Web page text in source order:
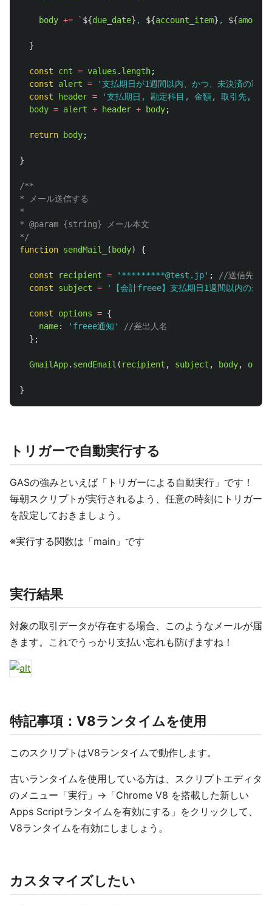
body += ` ${due_date} , ${account_item} , ${amount
}
const cnt = values . length;
const
alert = '支払期日が1週間以内、かつ、未決済の取引
const
header = '支払期日, 勘定科目, 金額, 取引先, 品
body = alert + header + body;
return body;
}
/**
* メール送信する
*
* @param {string} メール本文
*/
function sendMail_ ( body) {
const recipient = ' *********@test.jp' ;
//送信先
const
subject = ' 【会計freee】支払期日1週間以内の未決
const options = {
name: ' freee通知 '
//差出人名
};
GmailApp. sendEmail ( recipient , subject , body,
}
トリガーで自動実行する
GASの強みといえば「トリガーによる自動実行」です！
毎朝スクリプトが実行されるよう、任意の時刻にトリガー
を設定しておきましょう。
※実行する関数は「main」です
実行結果
対象の取引データが存在する場合、このようなメールが届
きます。これでうっかり支払い忘れも防げますね！
特記事項：V8ランタイムを使用
このスクリプトはV8ランタイムで動作します。
古いランタイムを使用している方は、スクリプトエディタ
のメニュー「実行」→「Chrome V8 を搭載した新しい
Apps Scriptランタイムを有効にする」をクリックして、
V8ランタイムを有効にしましょう。
カスタマイズしたい